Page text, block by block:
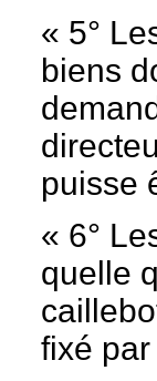
« 5°
biens
puisse
« 6°
quelle
fixé